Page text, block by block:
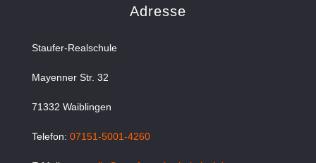
Adresse
Staufer-Realschule
Mayenner Str. 32
71332 Waiblingen
Telefon: 07151-5001-4260